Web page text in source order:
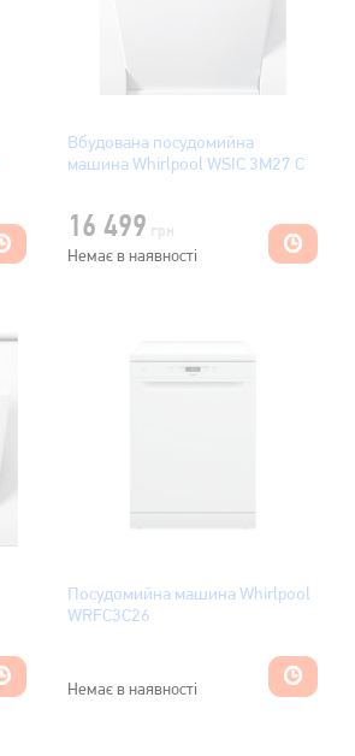
Вбудована посудомийна
машина Whirlpool WSIC 3M27 C
16 499
Немає в наявності
Посудомийна машина Whirlpool
WRFC3C26
Немає в наявності